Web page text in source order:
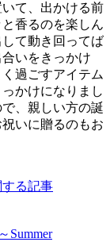
て、出かける前
香るのを楽しん
て動き回ってば
いをきっかけ
過ごすアイテム
かけになりまし
、親しい方の誕
いに贈るのもお
する記事
Summer